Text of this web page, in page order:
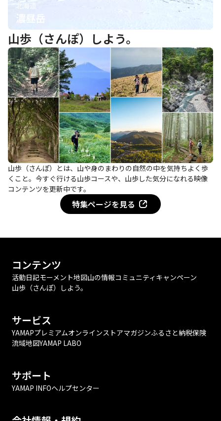
北海道
濃昼岳
山歩（さんぽ）しよう。
山歩（さんぽ）とは、山や身のまわりの自然の中を気持ちよく歩
くこと。今すぐ行ける山歩コースや、山歩した気分になれる映像
コンテンツを更新中です。
特集ページを見る
コンテンツ
活動日記モーメント地図山の情報コミュニティ キャンペーン
山歩（さんぽ）しよう。
サービス
YAMAPプレミアムオンラインストアマガジンふるさと納税保険
流域地図YAMAP LABO
サポート
YAMAP INFOヘルプセンター